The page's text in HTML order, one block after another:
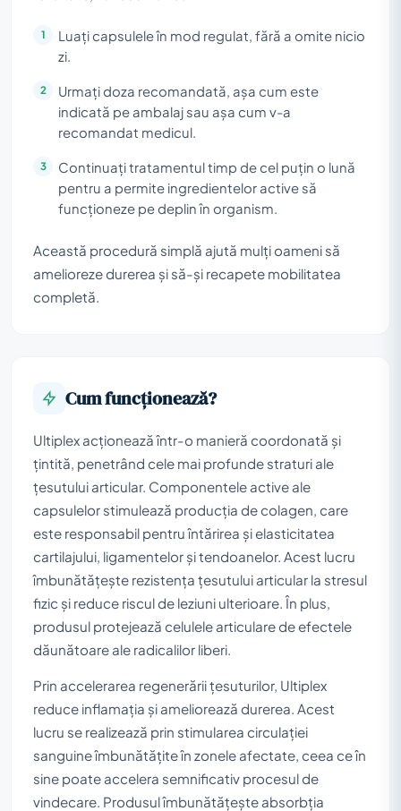
Luați capsulele în mod regulat, fără a omite nicio
zi.
Urmați doza recomandată, așa cum este
indicată pe ambalaj sau așa cum v-a
recomandat medicul.
Continuați tratamentul timp de cel puțin o lună
pentru a permite ingredientelor active să
funcționeze pe deplin în organism.
Această procedură simplă ajută mulți oameni să
amelioreze durerea și să-și recapete mobilitatea
completă.
Cum funcționează?
Ultiplex acționează într-o manieră coordonată și
țintită, penetrând cele mai profunde straturi ale
țesutului articular. Componentele active ale
capsulelor stimulează producția de colagen, care
este responsabil pentru întărirea și elasticitatea
cartilajului, ligamentelor și tendoanelor. Acest lucru
îmbunătățește rezistența țesutului articular la stresul
fizic și reduce riscul de leziuni ulterioare. În plus,
produsul protejează celulele articulare de efectele
dăunătoare ale radicalilor liberi.
Prin accelerarea regenerării țesuturilor, Ultiplex
reduce inflamația și ameliorează durerea. Acest
lucru se realizează prin stimularea circulației
sanguine îmbunătățite în zonele afectate, ceea ce în
sine poate accelera semnificativ procesul de
vindecare. Produsul îmbunătățește absorbția